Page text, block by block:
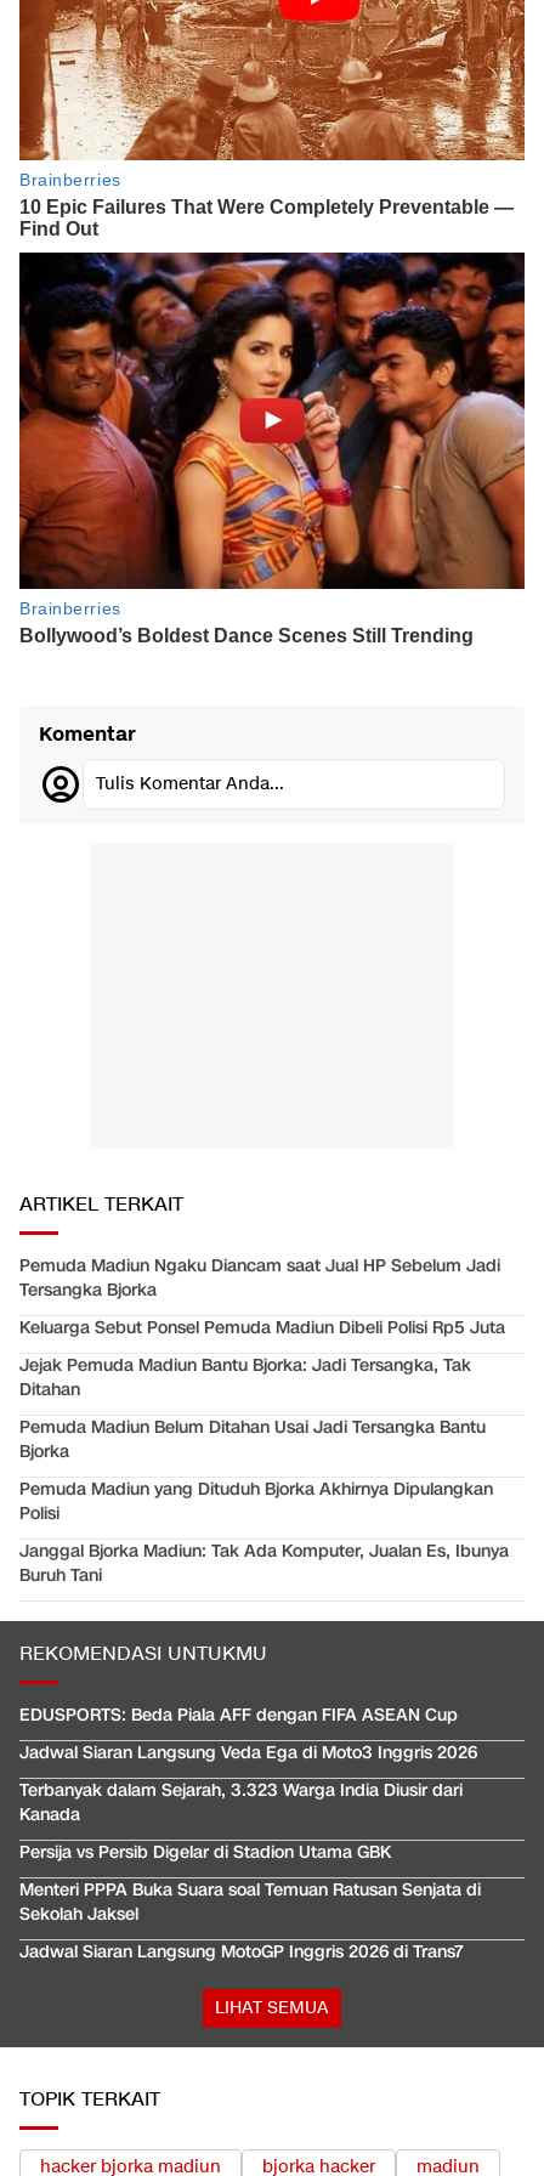
Komentar
Tulis Komentar Anda...
ARTIKEL TERKAIT
Pemuda Madiun Ngaku Diancam saat Jual HP Sebelum Jadi
Tersangka Bjorka
Keluarga Sebut Ponsel Pemuda Madiun Dibeli Polisi Rp5 Juta
Jejak Pemuda Madiun Bantu Bjorka: Jadi Tersangka, Tak
Ditahan
Pemuda Madiun Belum Ditahan Usai Jadi Tersangka Bantu
Bjorka
Pemuda Madiun yang Dituduh Bjorka Akhirnya Dipulangkan
Polisi
Janggal Bjorka Madiun: Tak Ada Komputer, Jualan Es, Ibunya
Buruh Tani
REKOMENDASI UNTUKMU
EDUSPORTS: Beda Piala AFF dengan FIFA ASEAN Cup
Jadwal Siaran Langsung Veda Ega di Moto3 Inggris 2026
Terbanyak dalam Sejarah, 3.323 Warga India Diusir dari
Kanada
Persija vs Persib Digelar di Stadion Utama GBK
Menteri PPPA Buka Suara soal Temuan Ratusan Senjata di
Sekolah Jaksel
Jadwal Siaran Langsung MotoGP Inggris 2026 di Trans7
LIHAT SEMUA
TOPIK TERKAIT
hacker bjorka madiun bjorka hacker madiun